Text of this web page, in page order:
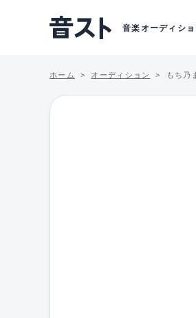
音楽オーディシ
ホーム オーディション もち乃